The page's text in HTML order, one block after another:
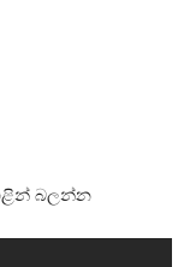
බලන්න